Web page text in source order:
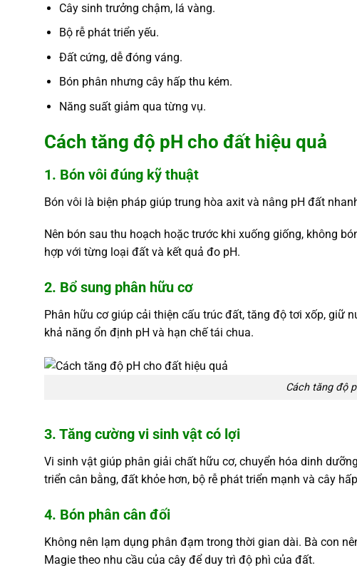
Cây sinh trưởng chậm, lá vàng.
Bộ rễ phát triển yếu.
Đất cứng, dễ đóng váng.
Bón phân nhưng cây hấp thu kém.
Năng suất giảm qua từng vụ.
Cách tăng độ pH cho đất hiệu quả
1. Bón vôi đúng kỹ thuật
Bón vôi là biện pháp giúp trung hòa axit và nâng pH đất
Nên bón sau thu hoạch hoặc trước khi xuống giống, không
hợp với từng loại đất và kết quả đo pH.
2. Bổ sung phân hữu cơ
Phân hữu cơ giúp cải thiện cấu trúc đất, tăng độ tơi xốp, giữ
khả năng ổn định pH và hạn chế tái chua.
Cách tăng độ
3. Tăng cường vi sinh vật có lợi
Vi sinh vật giúp phân giải chất hữu cơ, chuyển hóa dinh
triển cân bằng, đất khỏe hơn, bộ rễ phát triển mạnh và cây
4. Bón phân cân đối
Không nên lạm dụng phân đạm trong thời gian dài. Bà con
Magie theo nhu cầu của cây để duy trì độ phì của đất.